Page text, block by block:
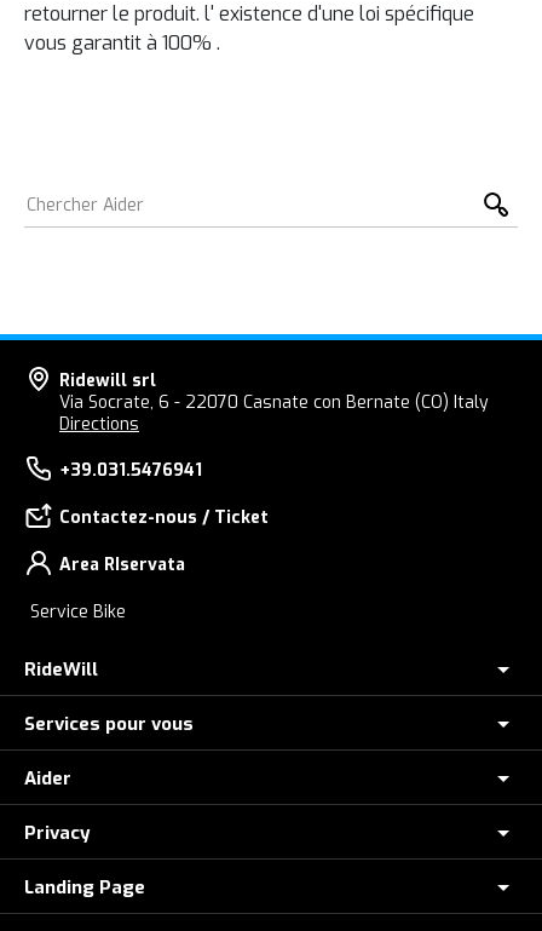
retourner le produit. l' existence d'une loi spécifique
vous garantit à 100% .
Ridewill srl
Via Socrate, 6 - 22070 Casnate con Bernate (CO) Italy
Directions
+39.031.5476941
Contactez-nous / Ticket
Area RIservata
Service Bike
RideWill
À propos de nous
MAGASIN E-BIKE COMO
Ridewill Factory Club
Nos marques
Services pour vous
Assurance vol vélo électrique
Essai de vélo électrique
Politique d'assistance sur la route
Aider
Comment commander
méthodes de payement
Privacy
Privacy Policies
Landing Page